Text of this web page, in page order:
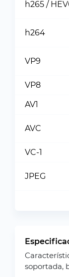
h265 /
h264
VP9
VP8
AV1
AVC
VC-1
JPEG
soportada,